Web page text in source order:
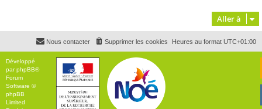
Aller à
Heures au format UTC+01:00
Supprimer les cookies
Nous contacter
Développé
parphpBB®
Forum
Software ©
phpBB
Limited